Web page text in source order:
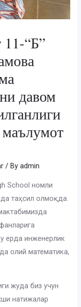
“Б”
давом
маълумот
/ Byadmin
School номли
таҳсил олмоқда.
ерда инженерлик
олий математика,
жуда биз учун
натижалар